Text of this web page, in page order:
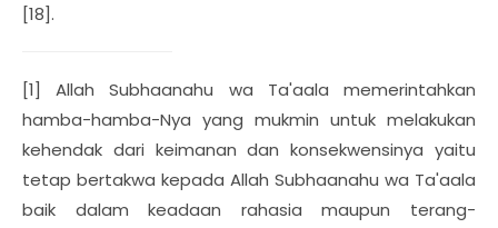
[18].
[1] Allah Subhaanahu wa Ta'aala memerintahkan
hamba-hamba-Nya yang mukmin untuk melakukan
kehendak dari keimanan dan konsekwensinya yaitu
tetap bertakwa kepada Allah Subhaanahu wa Ta'aala
baik dalam keadaan rahasia maupun terang-